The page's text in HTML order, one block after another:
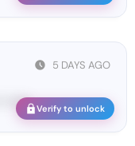
5 DAYS AGO
•••••• Verify to unlock